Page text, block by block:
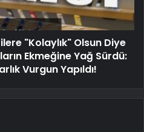
"Kolaylık" Olsun Diye
Ekmeğine Yağ Sürdü:
Vurgun Yapıldı!